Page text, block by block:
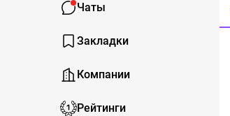
Чаты
Закладки
Компании
Рейтинги